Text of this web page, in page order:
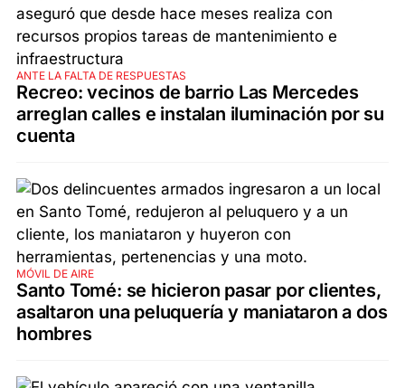
ANTE LA FALTA DE RESPUESTAS
Recreo: vecinos de barrio Las Mercedes
arreglan calles e instalan iluminación por su
cuenta
MÓVIL DE AIRE
Santo Tomé: se hicieron pasar por clientes,
asaltaron una peluquería y maniataron a dos
hombres